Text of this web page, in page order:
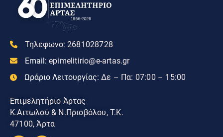
Τηλεφωνο: 2681028728
Email: epimelitirio@e-artas.gr
Ωράριο Λειτουργίας: Δε – Πα: 07:00 – 15:00
Επιμελητήριο Άρτας
Κ.Αιτωλού & Ν.Πριοβόλου, Τ.Κ.
47100, Άρτα